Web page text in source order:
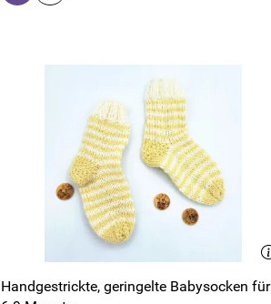
Handgestrickte, geringelte Babysocken für